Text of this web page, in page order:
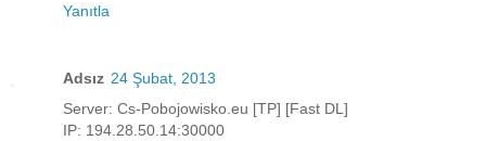
Yanıtla
Adsız 24 Şubat, 2013
Server: Cs-Pobojowisko.eu [TP] [Fast DL]
IP: 194.28.50.14:30000